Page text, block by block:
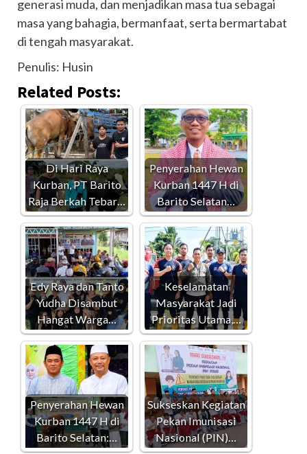
generasi muda, dan menjadikan masa tua sebagai
masa yang bahagia, bermanfaat, serta bermartabat
di tengah masyarakat.
Penulis: Husin
Related Posts:
Di Hari Raya
Kurban, PT Barito
Raja Berkah Tebar…
Penyerahan Hewan
Kurban 1447 H di
Barito Selatan…
Edy Raya dan Tanto
Yudha Disambut
Hangat Warga…
Keselamatan
Masyarakat Jadi
Prioritas Utama,…
Penyerahan Hewan
Kurban 1447 H di
Barito Selatan:…
Sukseskan Kegiatan
Pekan Imunisasi
Nasional (PIN)…